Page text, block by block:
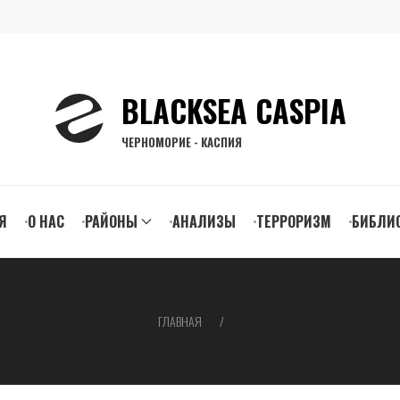
BLACKSEA CASPIA
ЧЕРНОМОРИЕ - КАСПИЯ
О НАС РАЙОНЫ АНАЛИЗЫ ТЕРРОРИЗМ
ГЛАВНАЯ